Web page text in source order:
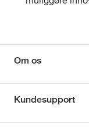
Om os
Kundesupport